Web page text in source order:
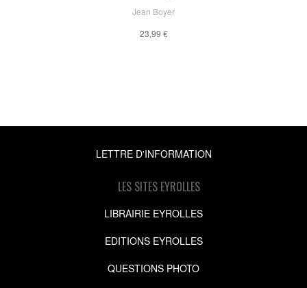
Jean Boyer
23,99 €
LETTRE D'INFORMATION
LES SITES EYROLLES
LIBRAIRIE EYROLLES
EDITIONS EYROLLES
QUESTIONS PHOTO